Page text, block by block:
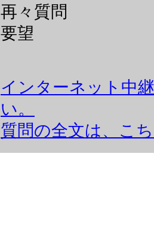
再々質問
要望
インターネット中
い。
質問の全文は、こ